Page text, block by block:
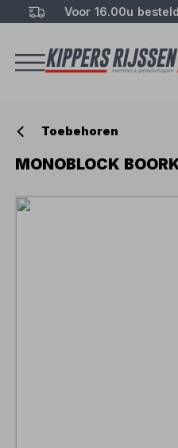
Voor 16.00u
Toebehoren
MONOBLOCK